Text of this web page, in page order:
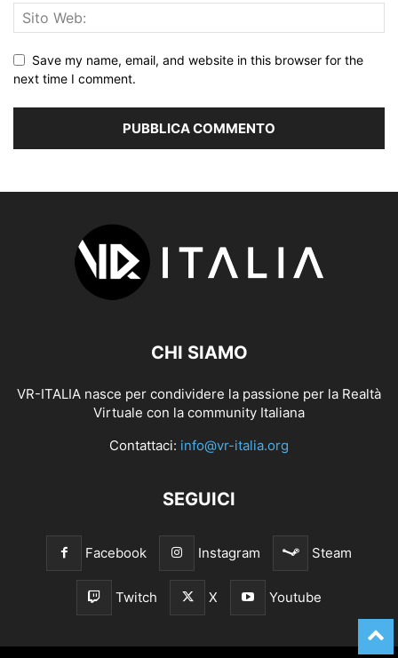
Save my name, email, and website in this browser for the
next time I comment.
CHI SIAMO
VR-ITALIA nasce per condividere la passione per la Realtà
Virtuale con la community Italiana
Contattaci: info@vr-italia.org
SEGUICI
Facebook Instagram Steam
Twitch X Youtube